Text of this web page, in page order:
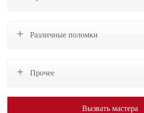
Различные поломки
Прочее
Вызвать мастера